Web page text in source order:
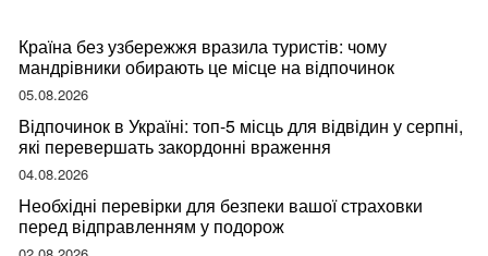
Країна без узбережжя вразила туристів: чому
мандрівники обирають це місце на відпочинок
05.08.2026
Відпочинок в Україні: топ-5 місць для відвідин у серпні,
які перевершать закордонні враження
04.08.2026
Необхідні перевірки для безпеки вашої страховки
перед відправленням у подорож